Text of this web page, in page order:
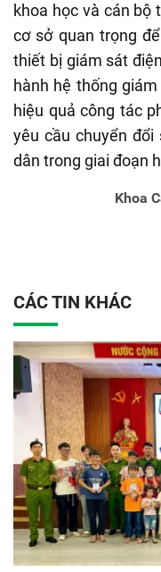
khoa học và cán bộ
cơ sở quan trọng
thiết bị giám sát
hành hệ thống
hiệu quả công tác
yêu cầu chuyển đổi
dân trong giai đoạn
Khoa
CÁC TIN KHÁC